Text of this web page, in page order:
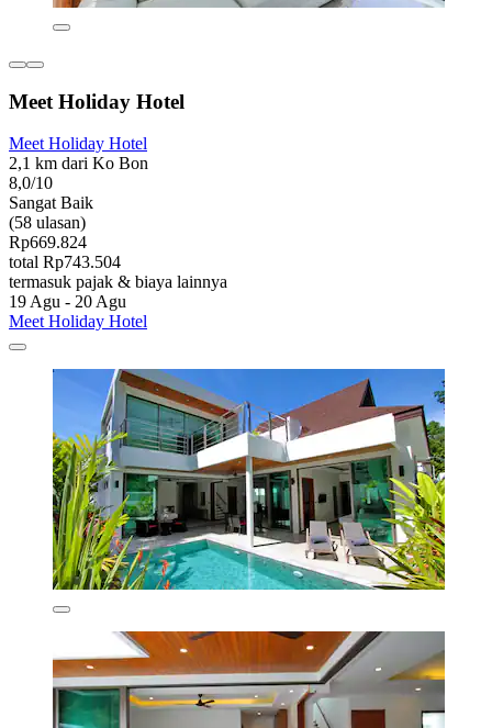
Meet Holiday Hotel
Meet Holiday Hotel
2,1 km dari Ko Bon
8,0/10
Sangat Baik
(58 ulasan)
Rp669.824
total Rp743.504
termasuk pajak & biaya lainnya
19 Agu - 20 Agu
Meet Holiday Hotel